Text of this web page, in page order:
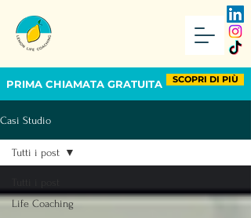
PRIMA CHIAMATA GRATUITA SCOPRI DI PIÙ
Casi Studio
Life Coaching
Tutti i post